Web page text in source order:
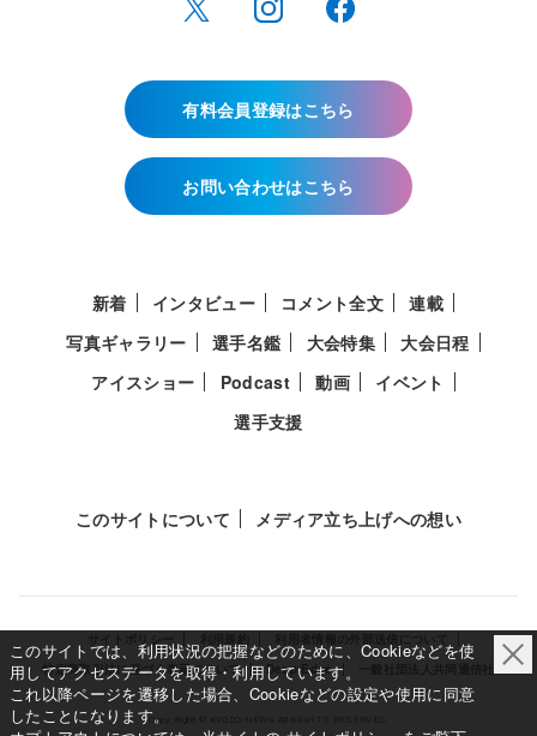
有料会員登録はこちら
お問い合わせはこちら
新着 インタビュー コメント全文
連載
写真ギャラリー
選手名鑑 大会特集
大会日程
アイスショー
Podcast 動画
イベント
選手支援
このサイトについて メディア立ち上げへの想い
特定商取引法に基づく表示について
Deep Edge
Copy Right © KYODO NEWS All RIGHTS RESERVED.
このサイトでは、利用状況の把握などのために、Cookieなどを使
用してアクセスデータを取得・利用しています。
これ以降ページを遷移した場合、Cookieなどの設定や使用に同意
したことになります。